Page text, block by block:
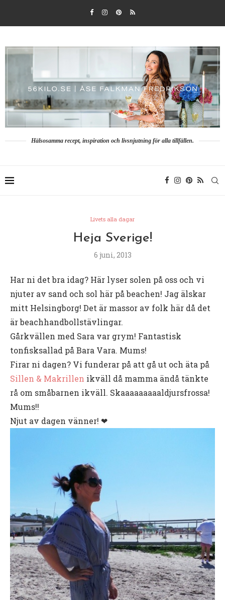
Hälsosamma recept, inspiration och livsnjutning för alla tillfällen.
Livets alla dagar
Heja Sverige!
6 juni, 2013
Har ni det bra idag? Här lyser solen på oss och vi
njuter av sand och sol här på beachen! Jag älskar
mitt Helsingborg! Det är massor av folk här då det
är beachhandbollstävlingar.
Gårkvällen med Sara var grym! Fantastisk
tonfisksallad på Bara Vara. Mums!
Firar ni dagen? Vi funderar på att gå ut och äta på
Sillen & Makrillen ikväll då mamma ändå tänkte
rå om småbarnen ikväll. Skaaaaaaaaaldjursfrossa!
Mums!!
Njut av dagen vänner! ❤